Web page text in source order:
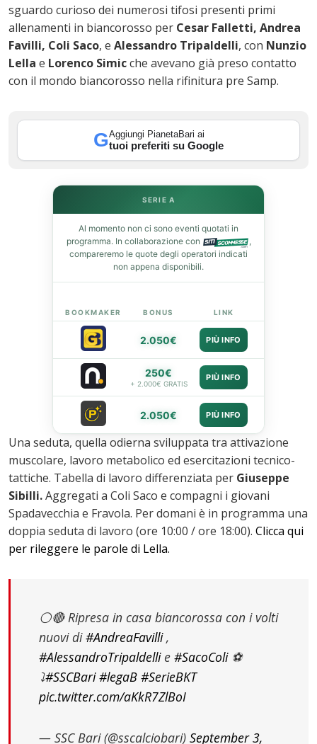
sguardo curioso dei numerosi tifosi presenti primi
allenamenti in biancorosso per Cesar Falletti, Andrea
Favilli, Coli Saco, e Alessandro Tripaldelli, con Nunzio
Lella e Lorenco Simicche avevano già preso contatto
con il mondo biancorosso nella rifinitura pre Samp.
GAggiungi PianetaBari ai
tuoi preferiti su Google
SERIE A
Al momento non ci sono eventi quotati in
programma. In collaborazione con
,
compareremo le quote degli operatori indicati
non appena disponibili.
BOOKMAKER BONUS LINK
2.050€ PIÙ INFO
250€
+ 2.000€ GRATIS
PIÙ INFO
2.050€ PIÙ INFO
Una seduta, quella odierna sviluppata tra attivazione
muscolare, lavoro metabolico ed esercitazioni tecnico-
tattiche. Tabella di lavoro differenziata per Giuseppe
Sibilli.Aggregati a Coli Saco e compagni i giovani
Spadavecchia e Fravola. Per domani è in programma una
doppia seduta di lavoro (ore 10:00 / ore 18:00). Clicca qui
per rileggere le parole di Lella.
⚪️🔴 Ripresa in casa biancorossa con i volti
nuovi di#AndreaFavilli,
#AlessandroTripaldellie #SacoColi⚽️
⤵️#SSCBari #legaB #SerieBKT
pic.twitter.com/aKkR7ZlBoI
— SSC Bari (@sscalciobari) September 3,